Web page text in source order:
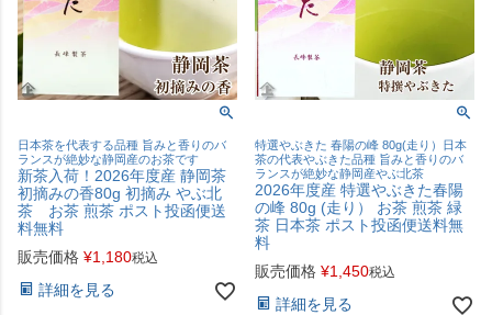
日本茶を代表する品種 旨みと香りのバ
ランスが絶妙な静岡産のお茶です
新茶入荷！2026年度産 静岡茶
初摘みの香80g 初摘み やぶ北
茶 お茶 煎茶 ポスト投函便送
料無料
販売価格 ¥1,180税込
詳細を見る
特選やぶきた 春陽の峰 80g(走り）日本
茶の代表やぶきた品種 旨みと香りのバ
ランスが絶妙な静岡産やぶ北茶
2026年度産 特選やぶきた春陽
の峰 80g (走り） お茶 煎茶 緑
茶 日本茶 ポスト投函便送料無
料
販売価格 ¥1,450税込
詳細を見る